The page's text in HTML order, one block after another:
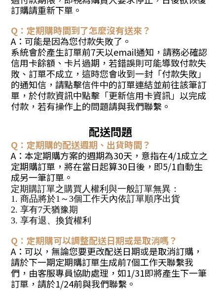
訂購請重新下單。
Q：定期購時間到了怎麼沒有送來？
A：可能是因為您付款失敗了。
系統會於產生訂單前7天以email通知，請務必確認
信用卡餘額、卡片過期，若錯誤則可能導致付款失
敗、訂單不成立，這時您會收到一封「付款失敗」
的通知信，請點擊信件中的訂單連結並前往該筆訂
單，於付款資訊中點擊「更新信用卡資訊」以完成
付款，若有操作上的問題請與我們聯繫。
配送問題
Q：定期購的配送週期、出貨時間？
A：本定期購方案的週期為30天，意指在4/1成立之
定期購訂單，將在當日起算30日後，即5/1自動生
成另一筆訂單。
定期購訂單之購買人權利與一般訂單無異：
1. 商品將於1～3個工作天內依訂單順序出貨
2. 享有7天猶豫期
3. 享有退、換貨權利
Q：定期購可以調整配送日期或是取消嗎？
A：可以，無論您要更改配送日期或是取消訂購，
請於下一期定期購訂單生成前7個工作天聯繫我
們，由客服專員協助處理，如1/31即將產生下一筆
訂單，請於1/24前與我們聯繫。